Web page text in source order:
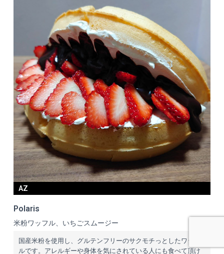
AZ
Polaris
米粉ワッフル、いちごスムージー
国産米粉を使用し、グルテンフリーのサクモチっとしたワッフ
ルです。アレルギーや身体を気にされている人にも食べて頂け